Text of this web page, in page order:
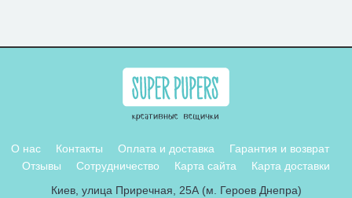
О нас Контакты Оплата и доставка
Гарантия и возврат
Отзывы
Сотрудничество Карта сайта
Карта доставки
Киев, улица Приречная, 25А (м. Героев Днепра)